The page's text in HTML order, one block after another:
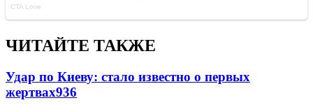
ЧИТАЙТЕ ТАКЖЕ
Удар по Киеву: стало известно о первых
жертвах936